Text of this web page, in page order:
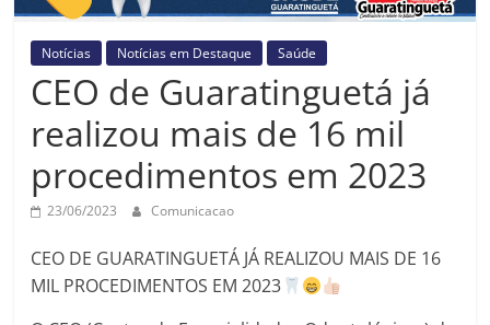
Notícias Notícias em Destaque Saúde
CEO de Guaratinguetá já
realizou mais de 16 mil
procedimentos em 2023
23/06/2023 Comunicacao
CEO DE GUARATINGUETÁ JÁ REALIZOU MAIS DE 16
MIL PROCEDIMENTOS EM 2023